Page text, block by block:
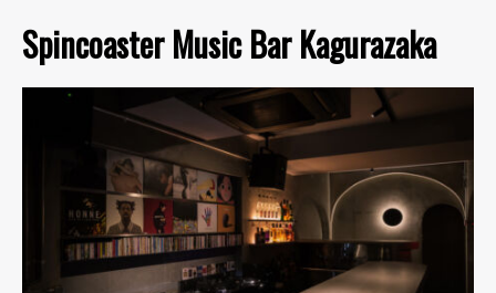
Spincoaster Music Bar Kagurazaka